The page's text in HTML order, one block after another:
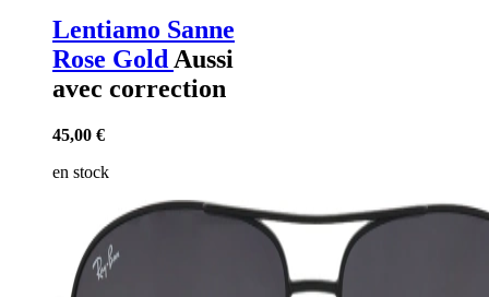
Lentiamo Sanne
Rose GoldAussi
avec correction
45,00 €
en stock